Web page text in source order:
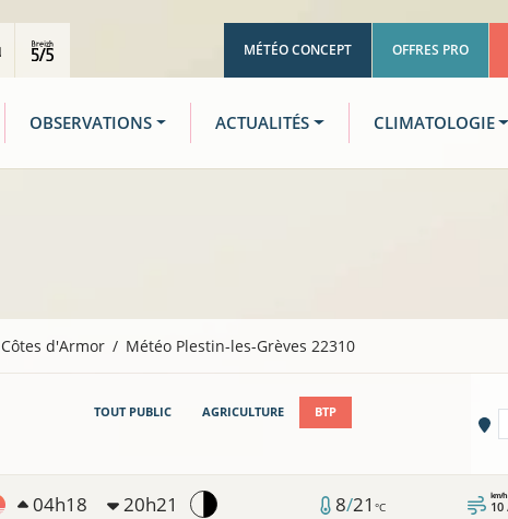
MÉTÉO CONCEPT OFFRES PRO
OBSERVATIONS ACTUALITÉS CLIMATOLOGIE
Côtes d'Armor Météo Plestin-les-Grèves 22310
TOUT PUBLIC AGRICULTURE BTP
04h18 20h21 8/21°C 10
km/h